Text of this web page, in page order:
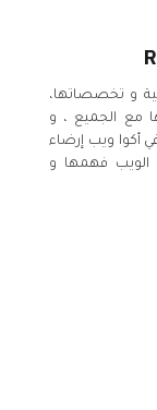
و تخصصاتها،
مع الجميع ، و
أكوا ويب إرضاء
الويب فهمها و